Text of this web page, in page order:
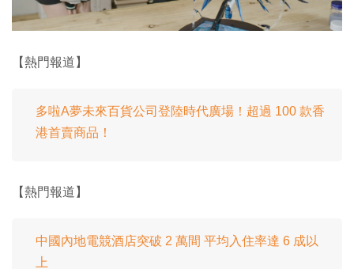
【熱門報道】
多啦A夢未來百貨公司登陸時代廣場！超過 100 款香
港首賣商品！
【熱門報道】
中國內地電競酒店突破 2 萬間 平均入住率達 6 成以
上